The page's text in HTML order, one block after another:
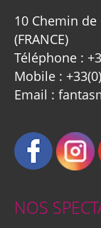
10 Chemin de
(FRANCE)
Téléphone :
Mobile :
Email :
NOS